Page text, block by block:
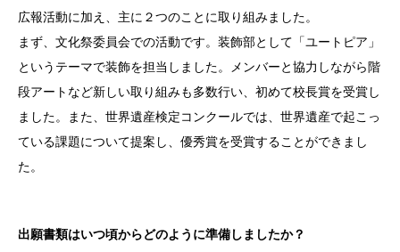
広報活動に加え、主に２つのことに取り組みました。
まず、文化祭委員会での活動です。装飾部として「ユートピア」
というテーマで装飾を担当しました。メンバーと協力しながら階
段アートなど新しい取り組みも多数行い、初めて校長賞を受賞し
ました。また、世界遺産検定コンクールでは、世界遺産で起こっ
ている課題について提案し、優秀賞を受賞することができまし
た。
出願書類はいつ頃からどのように準備しましたか？